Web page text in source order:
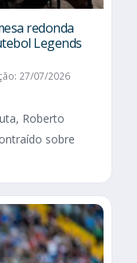
redonda
Legends
27/07/2026
Roberto
sobre